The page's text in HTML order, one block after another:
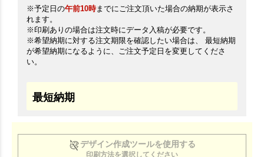
※予定日の午前10時までにご注文頂いた場合の納期が表示さ
れます。
※印刷ありの場合は注文時にデータ入稿が必要です。
※希望納期に対する注文期限を確認したい場合は、 最短納期
が希望納期になるように、ご注文予定日を変更してくださ
い。
最短納期
デザイン作成ツールを使用する
印刷方法を選択してください